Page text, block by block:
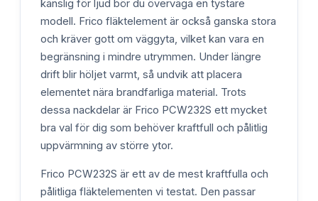
känslig för ljud bör du överväga en tystare
modell. Frico fläktelement är också ganska stora
och kräver gott om väggyta, vilket kan vara en
begränsning i mindre utrymmen. Under längre
drift blir höljet varmt, så undvik att placera
elementet nära brandfarliga material. Trots
dessa nackdelar är Frico PCW232S ett mycket
bra val för dig som behöver kraftfull och pålitlig
uppvärmning av större ytor.
Frico PCW232S är ett av de mest kraftfulla och
pålitliga fläktelementen vi testat. Den passar